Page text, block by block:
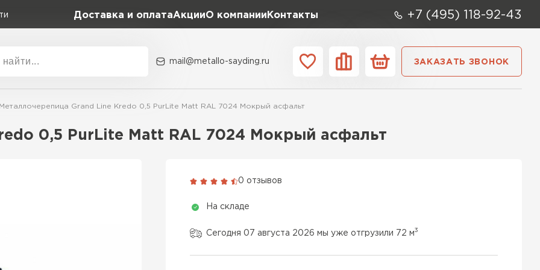
Доставка и оплатаАкцииО компании Контакты +7 (495) 118-92-43
Коллекция
Classic Grand Line
Доборные элементы
mail@metallo-sayding.ru ЗАКАЗАТЬ ЗВОНОК
Металлочерепица Grand Line Kredo 0,5 PurLite Мatt RAL 7024 Мокрый асфальт
0,5 PurLite Мatt RAL 7024 Мокрый асфальт
0 отзывов
На складе
Сегодня 07 августа 2026 мы уже отгрузили 72 м3